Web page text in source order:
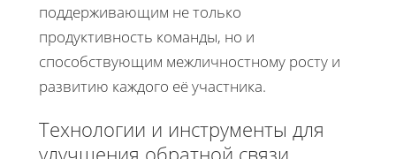
поддерживающим не только
продуктивность команды, но и
способствующим межличностному росту и
развитию каждого её участника.
Технологии и инструменты для
улучшения обратной связи